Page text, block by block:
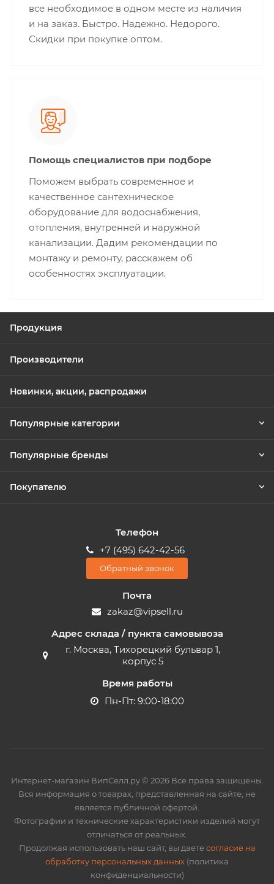
все необходимое в одном месте из наличия
и на заказ. Быстро. Надежно. Недорого.
Скидки при покупке оптом.
Помощь специалистов при подборе
Поможем выбрать современное и
качественное сантехническое
оборудование для водоснабжения,
отопления, внутренней и наружной
канализации. Дадим рекомендации по
монтажу и ремонту, расскажем об
особенностях эксплуатации.
Продукция
Производители
Новинки, акции, распродажи
Популярные категории
Популярные бренды
Покупателю
Телефон
+7 (495) 642-42-56
Обратный звонок
Почта
zakaz@vipsell.ru
Адрес склада / пункта самовывоза
г. Москва, Тихорецкий бульвар 1,
корпус 5
Время работы
Пн-Пт: 9:00-18:00
Интернет-магазин ВипСелл.ру © 2026 Все права защищены.
Вся информация о товарах, представленная на сайте, не
является публичной офертой.
Фотографии и технические характеристики изделий могут
отличаться от реальных.
Продолжая использовать наш сайт, вы даетесогласие на
обработку персональных данных (политика
конфиденциальности)